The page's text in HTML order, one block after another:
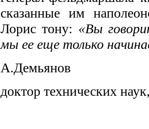
сказанные им
Лорис тону: «Вы
мы ее еще только
А.Демьянов
доктор технических